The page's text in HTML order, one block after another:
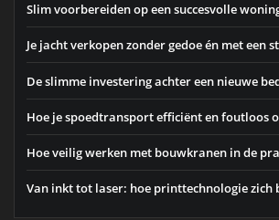
Slim voorbereiden op een succesvolle
Je jacht verkopen zonder gedoe én met een
De slimme investering achter een nieuwe
Hoe je spoedtransport efficiënt en foutloos
Hoe veilig werken met bouwkranen in de
Van inkt tot laser: hoe printtechnologie